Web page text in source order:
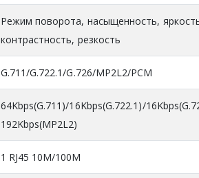
Режим поворота, насыщенность,
контрастность, резкость
G.711/G.722.1/G.726/MP2L2/PCM
64Kbps(G.711)/16Kbps(G.722.1)/
192Kbps(MP2L2)
1 RJ45 10M/100M